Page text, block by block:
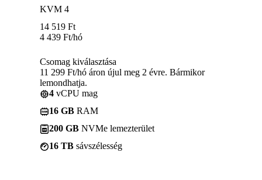
KVM 4
14 519 Ft
4 439 Ft/hó
Csomag kiválasztása
11 299 Ft/hó áron újul meg 2 évre. Bármikor
lemondhatja.
4 vCPU mag
16 GB RAM
200 GB NVMe lemezterület
16 TB sávszélesség